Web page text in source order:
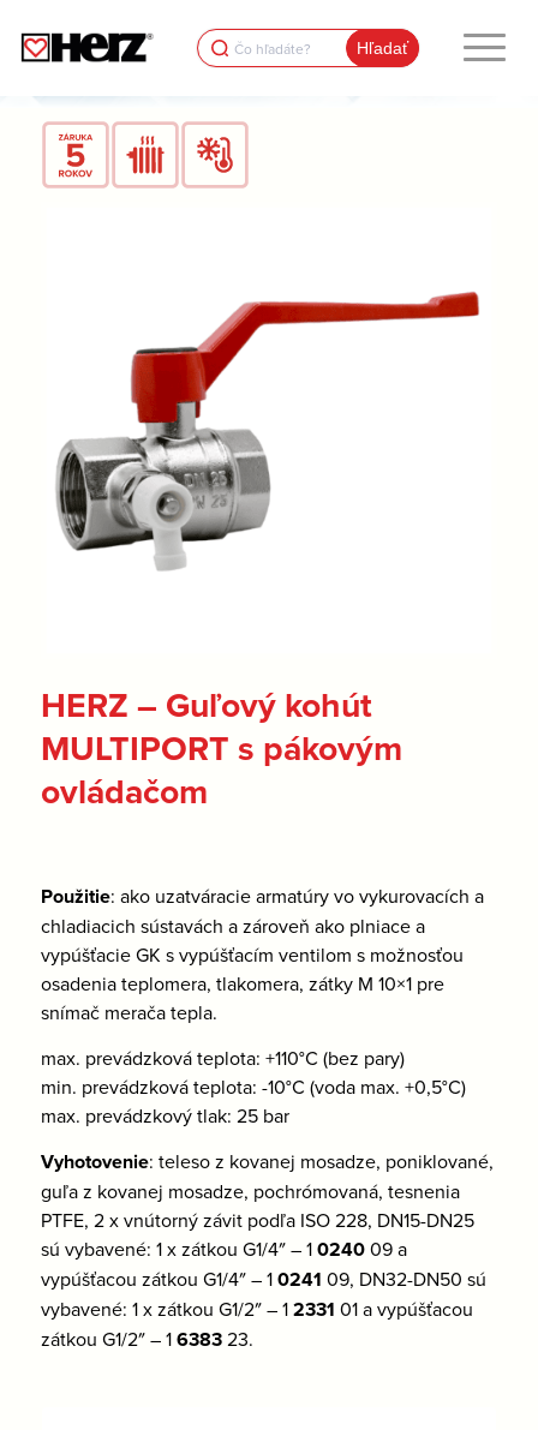
Search
for:
HERZ – Guľový kohút
MULTIPORT s pákovým
ovládačom
Použitie: ako uzatváracie armatúry vo vykurovacích a
chladiacich sústavách a zároveň ako plniace a
vypúšťacie GK s vypúšťacím ventilom s možnosťou
osadenia teplomera, tlakomera, zátky M 10×1 pre
snímač merača tepla.
max. prevádzková teplota: +110°C (bez pary)
min. prevádzková teplota: -10°C (voda max. +0,5°C)
max. prevádzkový tlak: 25 bar
Vyhotovenie: teleso z kovanej mosadze, poniklované,
guľa z kovanej mosadze, pochrómovaná, tesnenia
PTFE, 2 x vnútorný závit podľa ISO 228, DN15-DN25
sú vybavené: 1 x zátkou G1/4″ – 1024009 a
vypúšťacou zátkou G1/4″ – 10241 09, DN32-DN50 sú
vybavené: 1 x zátkou G1/2″ – 12331 01 a vypúšťacou
zátkou G1/2″ – 1638323.